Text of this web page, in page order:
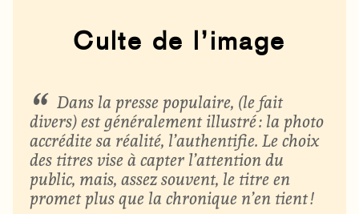
Culte de l’image
Dans la presse populaire, (le fait
divers) est généralement illustré : la photo
accrédite sa réalité, l’authentifie. Le choix
des titres vise à capter l’attention du
public, mais, assez souvent, le titre en
promet plus que la chronique n’en tient !